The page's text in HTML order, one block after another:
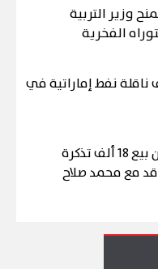
وزير التربية
الفخرية
نفط إماراتية في
طرابزون سبور يعلن بيع 18 ألف تذكرة
مع محمد صلاح